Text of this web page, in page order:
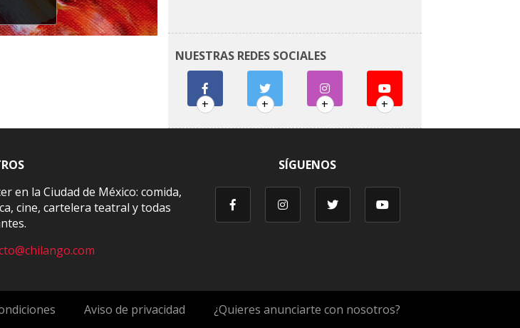
NUESTRAS REDES SOCIALES
+ + + +
en la Ciudad de México: comida,
cine, cartelera teatral y todas
SÍGUENOS
Aviso de privacidad ¿Quieres anunciarte con nosotros?